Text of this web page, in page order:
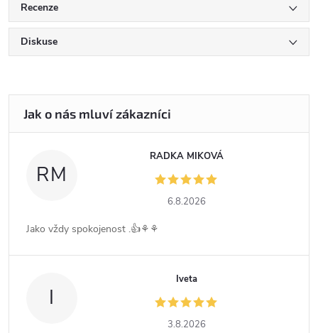
Recenze
Diskuse
RM
RADKA MIKOVÁ
6.8.2026
Jako vždy spokojenost .👍⚘️⚘️
I
Iveta
3.8.2026